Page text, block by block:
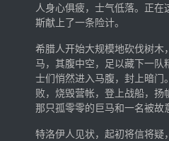
人身心俱疲，士气低落。正
斯献上了一条险计。
希腊人开始大规模地砍伐树
马，其腹中空，足以藏下一
士们悄然进入马腹，封上暗
败，烧毁营帐，登上战船，扬
那只孤零零的巨马和一名被故
特洛伊人见状，起初将信将疑
Greasemonkey学习
VIP资源下载
字帖生成
全历史